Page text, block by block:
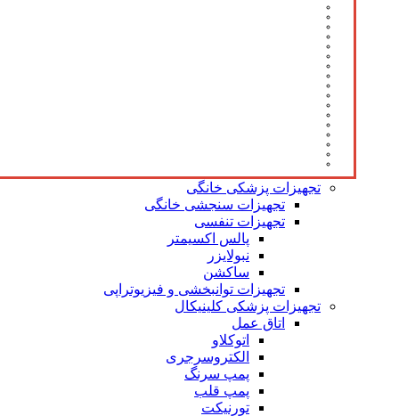
تجهیزات پزشکی خانگی
تجهیزات سنجشی خانگی
تجهیزات تنفسی
پالس اکسیمتر
نبولایزر
ساکشن
تجهیزات توانبخشی و فیزیوتراپی
تجهیزات پزشکی کلینیکال
اتاق عمل
اتوکلاو
الکتروسرجری
پمپ سرنگ
پمپ قلب
تورنیکت